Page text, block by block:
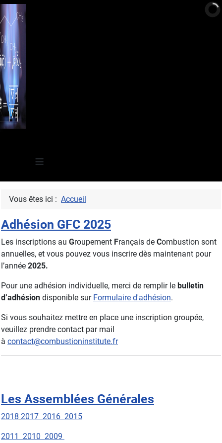
≡
Vous êtes ici : Accueil
Adhésion GFC 2025
Les inscriptions au Groupement Français de Combustion sont
annuelles, et vous pouvez vous inscrire dès maintenant pour
l’année 2025.
Pour une adhésion individuelle, merci de remplir le bulletin
d’adhésion disponible sur Formulaire d'adhésion.
Si vous souhaitez mettre en place une inscription groupée,
veuillez prendre contact par mail
à contact@combustioninstitute.fr
Les Assemblées Générales
2018 2017 2016 2015
2011 2010 2009